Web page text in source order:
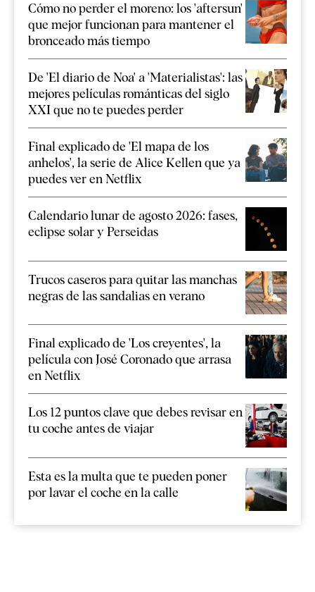
Cómo no perder el moreno: los 'aftersun'
que mejor funcionan para mantener el
bronceado más tiempo
De 'El diario de Noa' a 'Materialistas': las
mejores películas románticas del siglo
XXI que no te puedes perder
Final explicado de 'El mapa de los
anhelos', la serie de Alice Kellen que ya
puedes ver en Netflix
Calendario lunar de agosto 2026: fases,
eclipse solar y Perseidas
Trucos caseros para quitar las manchas
negras de las sandalias en verano
Final explicado de 'Los creyentes', la
película con José Coronado que arrasa
en Netflix
Los 12 puntos clave que debes revisar en
tu coche antes de viajar
Esta es la multa que te pueden poner
por lavar el coche en la calle